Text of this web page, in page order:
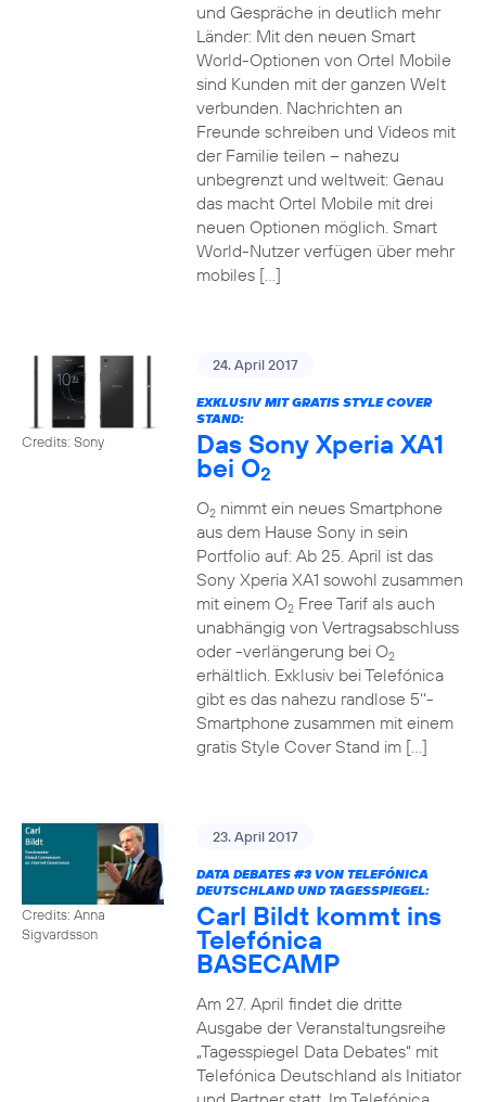
und Gespräche in deutlich mehr
Länder: Mit den neuen Smart
World-Optionen von Ortel Mobile
sind Kunden mit der ganzen Welt
verbunden. Nachrichten an
Freunde schreiben und Videos mit
der Familie teilen – nahezu
unbegrenzt und weltweit: Genau
das macht Ortel Mobile mit drei
neuen Optionen möglich. Smart
World-Nutzer verfügen über mehr
mobiles […]
Credits: Sony
24. April 2017
EXKLUSIV MIT GRATIS STYLE COVER
STAND:
Das Sony Xperia XA1
bei O2
O2nimmt ein neues Smartphone
aus dem Hause Sony in sein
Portfolio auf: Ab 25. April ist das
Sony Xperia XA1 sowohl zusammen
mit einem O2Free Tarif als auch
unabhängig von Vertragsabschluss
oder -verlängerung bei O2
erhältlich. Exklusiv bei Telefónica
gibt es das nahezu randlose 5‘‘-
Smartphone zusammen mit einem
gratis Style Cover Stand im […]
Credits: Anna
Sigvardsson
23. April 2017
DATA DEBATES #3VON TELEFÓNICA
DEUTSCHLAND UND TAGESSPIEGEL:
Carl Bildt kommt ins
Telefónica
BASECAMP
Am 27. April findet die dritte
Ausgabe der Veranstaltungsreihe
„Tagesspiegel Data Debates“ mit
Telefónica Deutschland als Initiator